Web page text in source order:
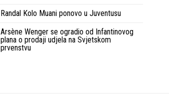
Randal Kolo Muani ponovo u Juventusu
Arsène Wenger se ogradio od Infantinovog
plana o prodaji udjela na Svjetskom
prvenstvu